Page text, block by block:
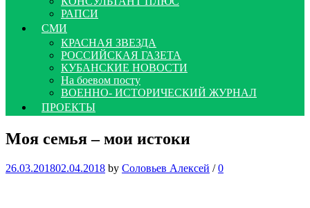
РАПСИ
СМИ
КРАСНАЯ ЗВЕЗДА
РОССИЙСКАЯ ГАЗЕТА
КУБАНСКИЕ НОВОСТИ
На боевом посту
ВОЕННО- ИСТОРИЧЕСКИЙ ЖУРНАЛ
ПРОЕКТЫ
Моя семья – мои истоки
26.03.201802.04.2018 by Соловьев Алексей / 0